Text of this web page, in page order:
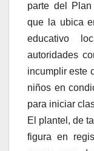
parte del
que la ubica
educativo
autoridades
incumplir este
niños en
para iniciar
El plantel, de
figura en